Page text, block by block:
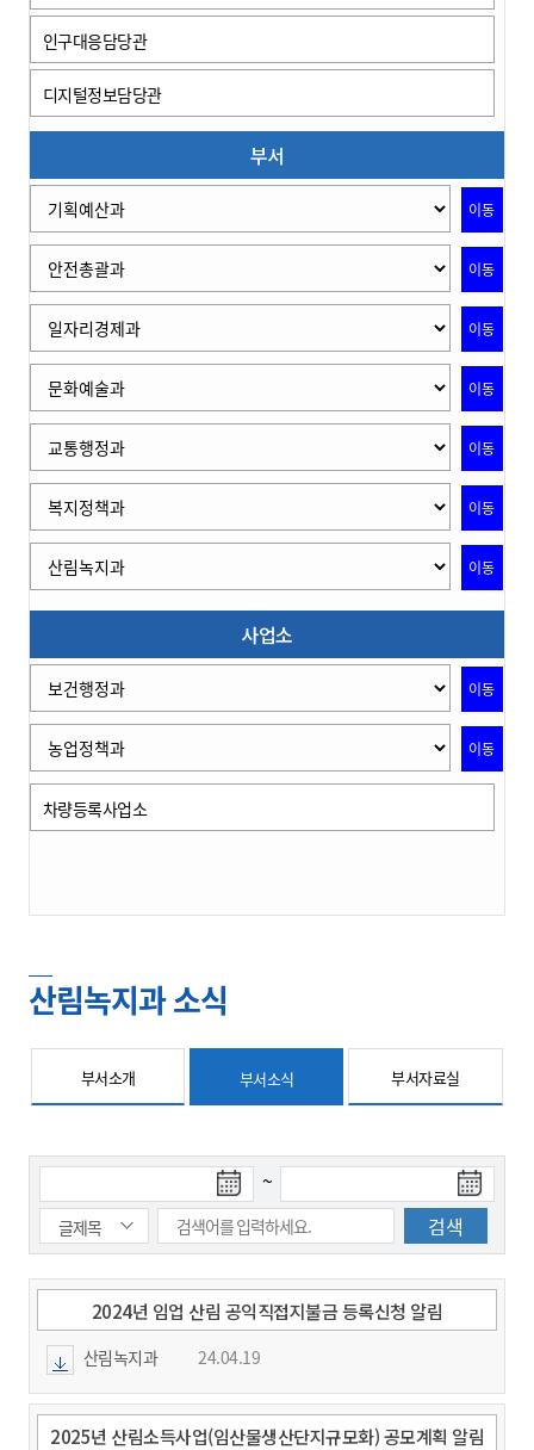
인구대응담당관
디지털정보담당관
부서
이동
이동
이동
이동
이동
이동
이동
사업소
이동
이동
차량등록사업소
산림녹지과 소식
부서소개 부서소식 부서자료실
색
시
일
~
색
종
일
2024년 임업 산림 공익직접지불금 등록신청 알림
산림녹지과 24.04.19
2025년 산림소득사업(임산물생산단지규모화) 공모계획 알림